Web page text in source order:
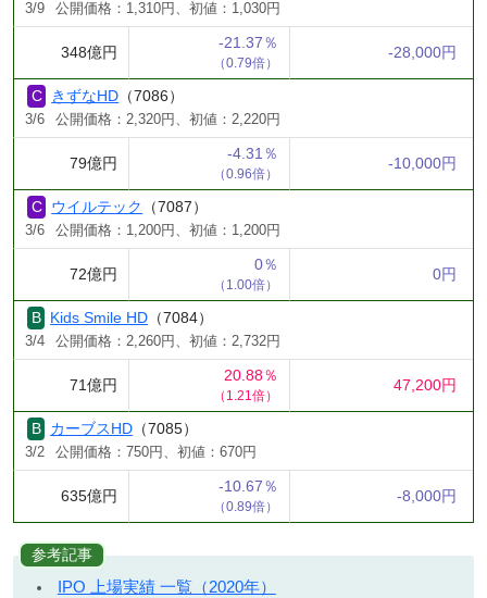
3/9 公開価格：1,310円、初値：1,030円
348億円
-21.37％
（0.79倍）
-28,000円
きずなHD （7086）
3/6 公開価格：2,320円、初値：2,220円
79億円
-4.31％
（0.96倍）
-10,000円
ウイルテック （7087）
3/6 公開価格：1,200円、初値：1,200円
72億円
0％
（1.00倍）
0円
Kids Smile HD （7084）
3/4 公開価格：2,260円、初値：2,732円
71億円
20.88％
（1.21倍）
47,200円
カーブスHD （7085）
3/2 公開価格：750円、初値：670円
635億円
-10.67％
（0.89倍）
-8,000円
参考記事
IPO 上場実績 一覧（2020年）